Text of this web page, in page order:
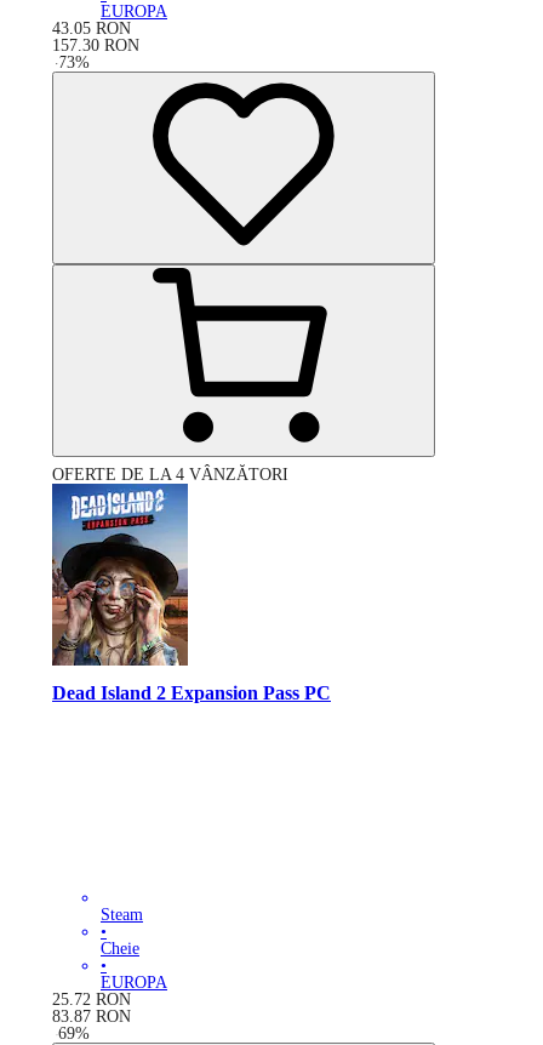
EUROPA
43.05 RON
157.30 RON
-73%
OFERTE DE LA 4 VÂNZĂTORI
Dead Island 2 Expansion Pass PC
Steam
•
Cheie
•
EUROPA
25.72 RON
83.87 RON
-69%